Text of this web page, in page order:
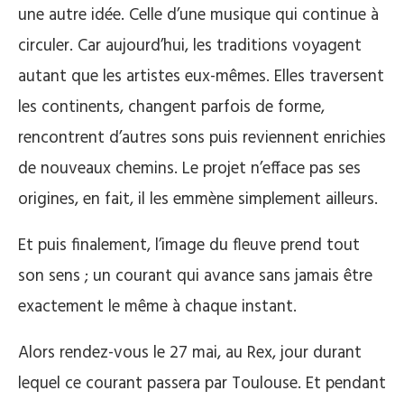
une autre idée. Celle d’une musique qui continue à
circuler. Car aujourd’hui, les traditions voyagent
autant que les artistes eux-mêmes. Elles traversent
les continents, changent parfois de forme,
rencontrent d’autres sons puis reviennent enrichies
de nouveaux chemins. Le projet n’efface pas ses
origines, en fait, il les emmène simplement ailleurs.
Et puis finalement, l’image du fleuve prend tout
son sens ; un courant qui avance sans jamais être
exactement le même à chaque instant.
Alors rendez-vous le 27 mai, au Rex, jour durant
lequel ce courant passera par Toulouse. Et pendant